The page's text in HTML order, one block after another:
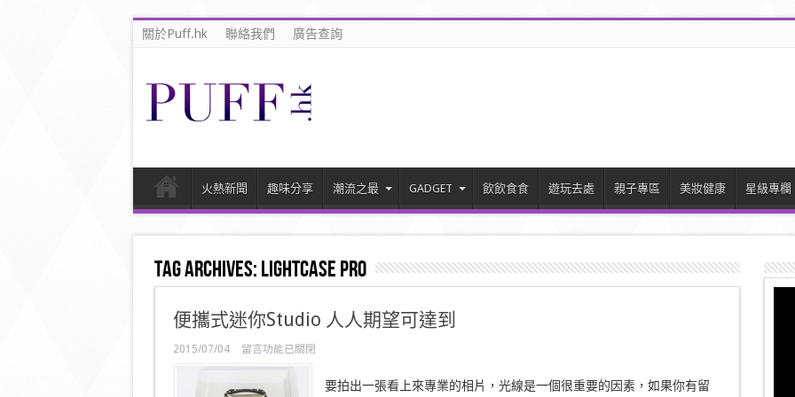
關於Puff.hk 聯絡我們 廣告查詢
火熱新聞 趣味分享 潮流之最 GADGET 飲飲食食 遊玩去處 親子專區 美妝健康 星級專欄
Tag Archives:lightcase pro
便攜式迷你Studio 人人期望可達到
2015/07/04
在
〈便
式
留言功能已關閉
要拍出一張看上來專業的相片，光線是一個很重要的因素，如果你有留